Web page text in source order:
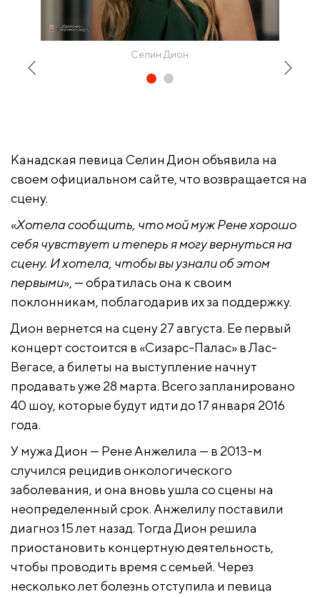
Селин Дион
Канадская певица Селин Дион объявила на
своем официальном сайте, что возвращается на
сцену.
«Хотела сообщить, что мой муж Рене хорошо
себя чувствует и теперь я могу вернуться на
сцену. И хотела, чтобы вы узнали об этом
первыми», — обратилась она к своим
поклонникам, поблагодарив их за поддержку.
Дион вернется на сцену 27 августа. Ее первый
концерт состоится в «Сизарс-Палас» в Лас-
Вегасе, а билеты на выступление начнут
продавать уже 28 марта. Всего запланировано
40 шоу, которые будут идти до 17 января 2016
года.
У мужа Дион — Рене Анжелила — в 2013-м
случился рецидив онкологического
заболевания, и она вновь ушла со сцены на
неопределенный срок. Анжелилу поставили
диагноз 15 лет назад. Тогда Дион решила
приостановить концертную деятельность,
чтобы проводить время с семьей. Через
несколько лет болезнь отступила и певица